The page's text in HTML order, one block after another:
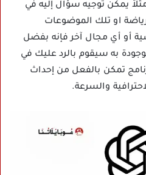
يمكن توجيه سؤال إليه في
او تلك الموضوعات
أو أي مجال آخر فإنه بفضل
به سيقوم بالرد عليك في
تمكن بالفعل من إحداث
والسرعة.